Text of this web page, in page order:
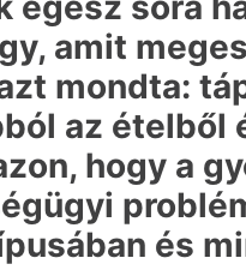
amit
mondta:
az ételből
hogy a
és